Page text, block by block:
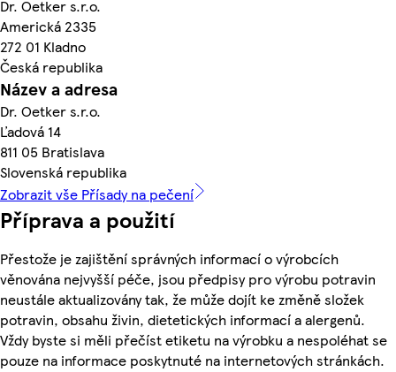
Dr. Oetker s.r.o.
Americká 2335
272 01 Kladno
Česká republika
Název a adresa
Dr. Oetker s.r.o.
Ľadová 14
811 05 Bratislava
Slovenská republika
Zobrazit vše Přísady na pečení
Příprava a použití
Přestože je zajištění správných informací o výrobcích
věnována nejvyšší péče, jsou předpisy pro výrobu potravin
neustále aktualizovány tak, že může dojít ke změně složek
potravin, obsahu živin, dietetických informací a alergenů.
Vždy byste si měli přečíst etiketu na výrobku a nespoléhat se
pouze na informace poskytnuté na internetových stránkách.